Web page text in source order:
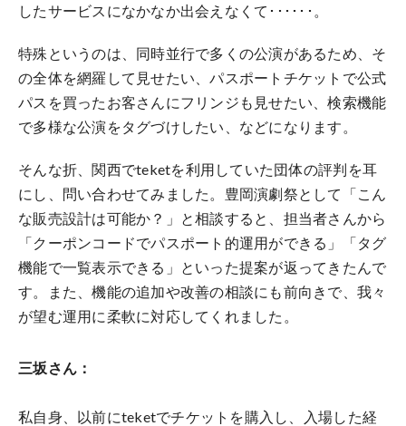
したサービスになかなか出会えなくて･･････。
特殊というのは、同時並行で多くの公演があるため、そ
の全体を網羅して見せたい、パスポートチケットで公式
パスを買ったお客さんにフリンジも見せたい、検索機能
で多様な公演をタグづけしたい、などになります。
そんな折、関西でteketを利用していた団体の評判を耳
にし、問い合わせてみました。豊岡演劇祭として「こん
な販売設計は可能か？」と相談すると、担当者さんから
「クーポンコードでパスポート的運用ができる」「タグ
機能で一覧表示できる」といった提案が返ってきたんで
す。また、機能の追加や改善の相談にも前向きで、我々
が望む運用に柔軟に対応してくれました。
三坂さん：
私自身、以前にteketでチケットを購入し、入場した経